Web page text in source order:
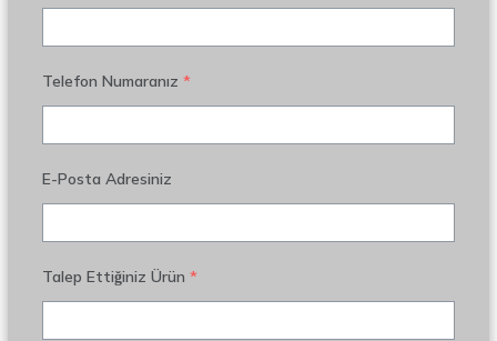
Telefon Numaranız *
E-Posta Adresiniz
Talep Ettiğiniz Ürün *